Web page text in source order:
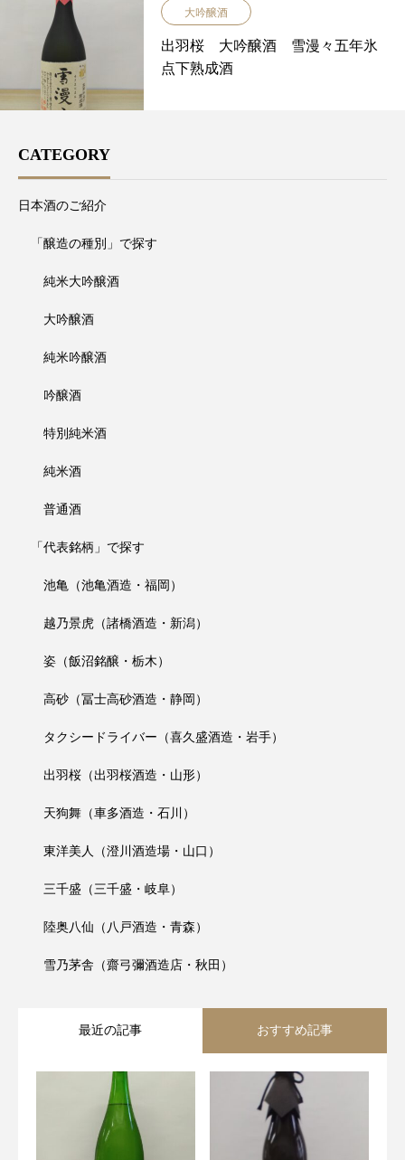
大吟醸酒
出羽桜 大吟醸酒 雪漫々五年氷
点下熟成酒
CATEGORY
日本酒のご紹介
「醸造の種別」で探す
純米大吟醸酒
大吟醸酒
純米吟醸酒
吟醸酒
特別純米酒
純米酒
普通酒
「代表銘柄」で探す
池亀（池亀酒造・福岡）
越乃景虎（諸橋酒造・新潟）
姿（飯沼銘醸・栃木）
高砂（冨士高砂酒造・静岡）
タクシードライバー（喜久盛酒造・岩手）
出羽桜（出羽桜酒造・山形）
天狗舞（車多酒造・石川）
東洋美人（澄川酒造場・山口）
三千盛（三千盛・岐阜）
陸奥八仙（八戸酒造・青森）
雪乃茅舎（齋弓彌酒造店・秋田）
最近の記事 おすすめ記事